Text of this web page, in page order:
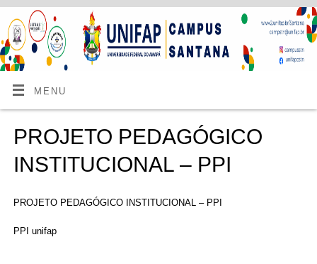
MENU
PROJETO PEDAGÓGICO
INSTITUCIONAL – PPI
PROJETO PEDAGÓGICO INSTITUCIONAL – PPI
PPI unifap